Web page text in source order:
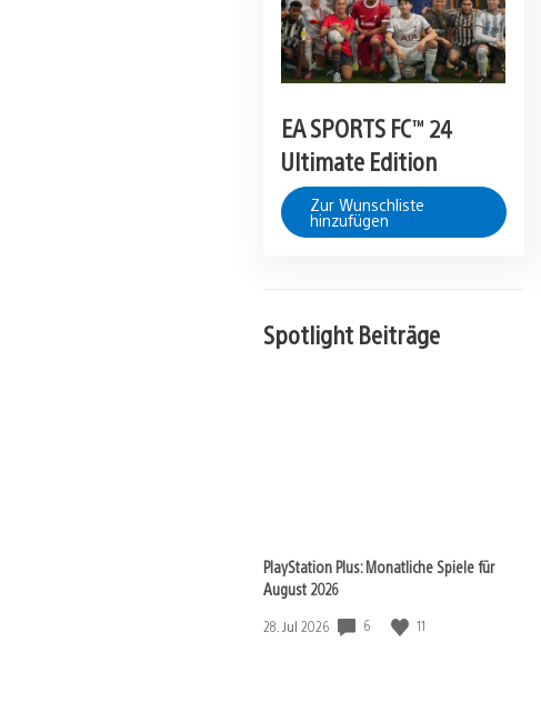
EA SPORTS FC™ 24
Ultimate Edition
Zur Wunschliste
hinzufügen
Spotlight Beiträge
PlayStation Plus: Monatliche Spiele für
August 2026
Veröffentlichungsdatum:
28. Jul 2026 6 11